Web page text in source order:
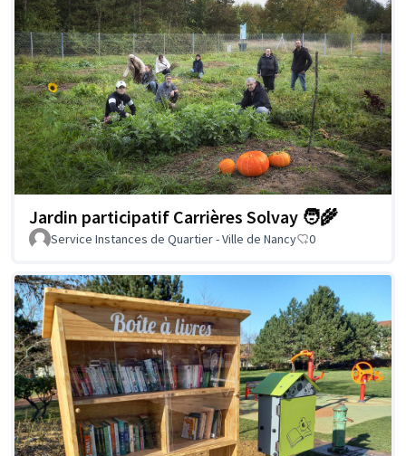
Jardin participatif Carrières Solvay 🧑‍🌾
Service Instances de Quartier - Ville de Nancy 0